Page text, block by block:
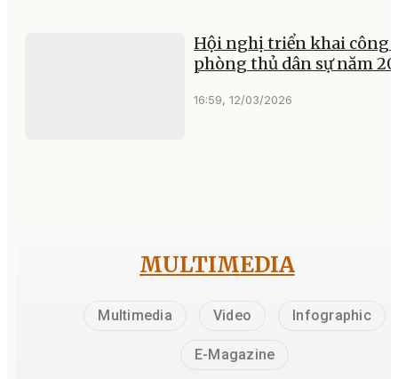
Hội nghị triển khai công
phòng thủ dân sự năm
16:59, 12/03/2026
MULTIMEDIA
Multimedia Video Infographic
E-Magazine